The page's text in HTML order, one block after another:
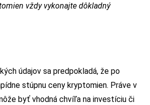
vždy vykonajte dôkladný
údajov sa predpokladá, že po
stúpnu ceny kryptomien. Práve v
byť vhodná chvíľa na investíciu či